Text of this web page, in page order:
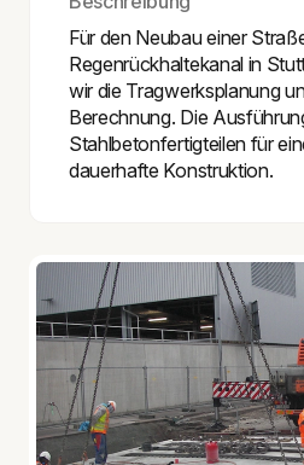
Für den Neubau einer
Regenrückhaltekanal in
wir die Tragwerksplanung
Berechnung. Die
Stahlbetonfertigteilen für
dauerhafte Konstruktion.